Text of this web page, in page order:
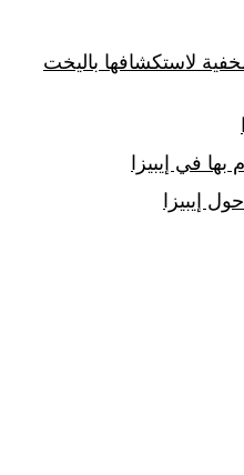
لاستكشافها باليخت
بها في إيبيزا
إيبيزا